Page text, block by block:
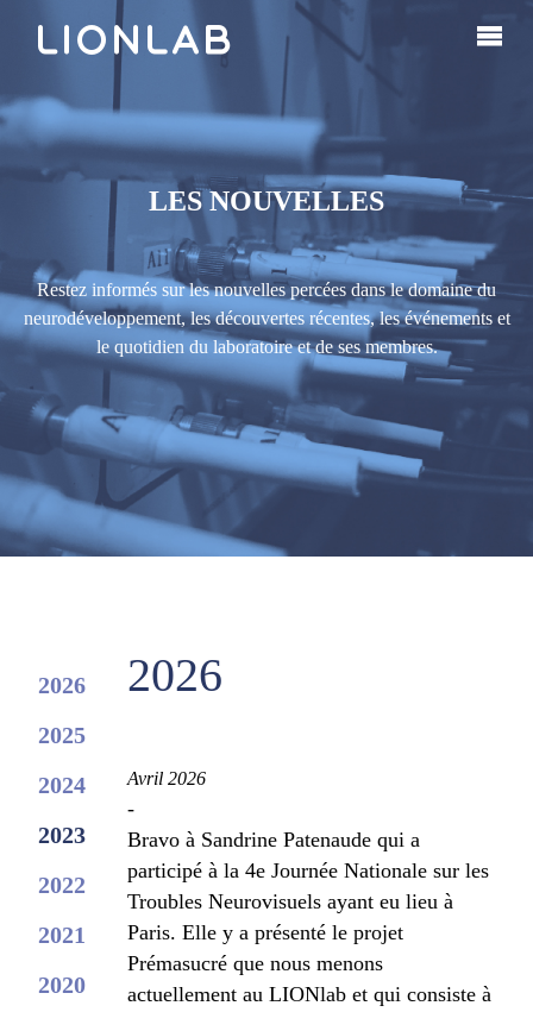
LES NOUVELLES
Restez informés sur les nouvelles percées dans le domaine du
neurodéveloppement, les découvertes récentes, les événements et
le quotidien du laboratoire et de ses membres.
2026
2025
2024
2023
2022
2021
2020
2026
Avril 2026
-
Bravo à Sandrine Patenaude qui a
participé à la 4e Journée Nationale sur les
Troubles Neurovisuels ayant eu lieu à
Paris. Elle y a présenté le projet
Prémasucré que nous menons
actuellement au LIONlab et qui consiste à